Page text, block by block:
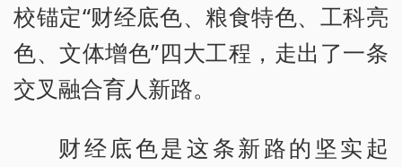
校锚定“财经底色、粮食特色、工科亮
色、文体增色”四大工程，走出了一条
交叉融合育人新路。
财经底色是这条新路的坚实起